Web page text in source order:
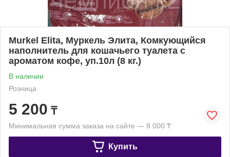
Murkel Elita, Муркель Элита, Комкующийся
наполнитель для кошачьего туалета с
ароматом кофе, уп.10л (8 кг.)
В наличии
Розница
5 200 ₸
Минимальная сумма заказа на сайте — 8 000 ₸
Купить